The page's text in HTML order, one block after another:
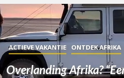
ACTIEVE VAKANTIE ONTDEK AFRIKA
Overlanding Afrika?